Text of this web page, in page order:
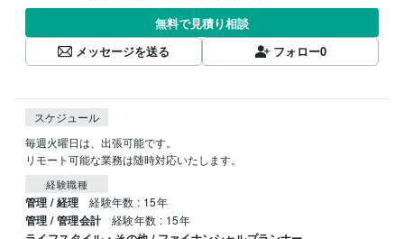
無料で見積り相談
メッセージを送る
フォロー0
スケジュール
毎週火曜日は、出張可能です。
リモート可能な業務は随時対応いたします。
経験職種
管理 / 経理 経験年数 : 15年
管理 / 管理会計 経験年数 : 15年